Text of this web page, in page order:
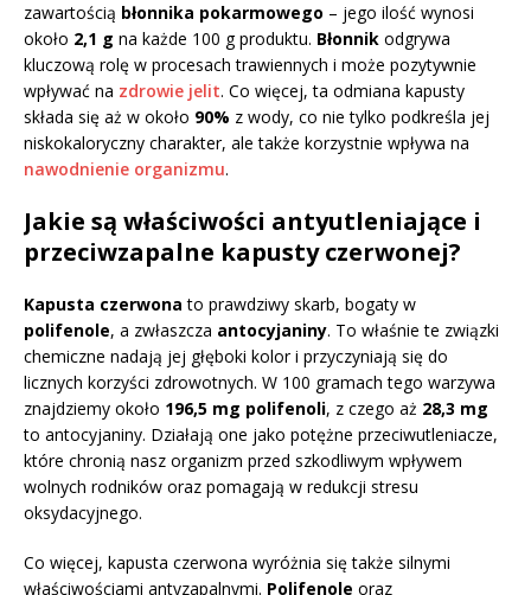
zawartością błonnika pokarmowego – jego ilość wynosi
około 2,1 g na każde 100 g produktu. Błonnik odgrywa
kluczową rolę w procesach trawiennych i może pozytywnie
wpływać na zdrowie jelit. Co więcej, ta odmiana kapusty
składa się aż w około 90% z wody, co nie tylko podkreśla jej
niskokaloryczny charakter, ale także korzystnie wpływa na
nawodnienie organizmu.
Jakie są właściwości antyutleniające i
przeciwzapalne kapusty czerwonej?
Kapusta czerwona to prawdziwy skarb, bogaty w
polifenole, a zwłaszcza antocyjaniny. To właśnie te związki
chemiczne nadają jej głęboki kolor i przyczyniają się do
licznych korzyści zdrowotnych. W 100 gramach tego warzywa
znajdziemy około 196,5 mg polifenoli, z czego aż 28,3 mg
to antocyjaniny. Działają one jako potężne przeciwutleniacze,
które chronią nasz organizm przed szkodliwym wpływem
wolnych rodników oraz pomagają w redukcji stresu
oksydacyjnego.
Co więcej, kapusta czerwona wyróżnia się także silnymi
właściwościami antyzapalnymi. Polifenole oraz